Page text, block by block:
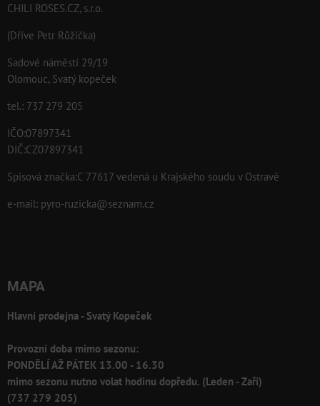
CHILI ROSES.CZ, s.r.o.
(Dříve Petr Růžička)
Sadové náměstí 29/19
Olomouc, Svatý kopeček
tel.: 737 279 205
IČO:07897341
DIČ:CZ07897341
Spisová značka:C 77617 vedená u Krajského soudu v Ostravě
e-mail: pyro-ruzicka@seznam.cz
MAPA
Hlavní prodejna - Svatý Kopeček
Provozní doba mimo sezonu:
PONDĚLÍ AŽ PÁTEK 13.00 - 16.30
mimo sezonu nutno volat hodinu dopředu. (Leden - Zaří)
(737 279 205)